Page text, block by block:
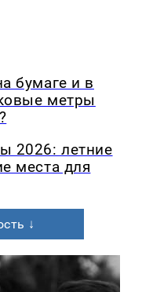
бумаге и в
метры
2026: летние
места для
↓